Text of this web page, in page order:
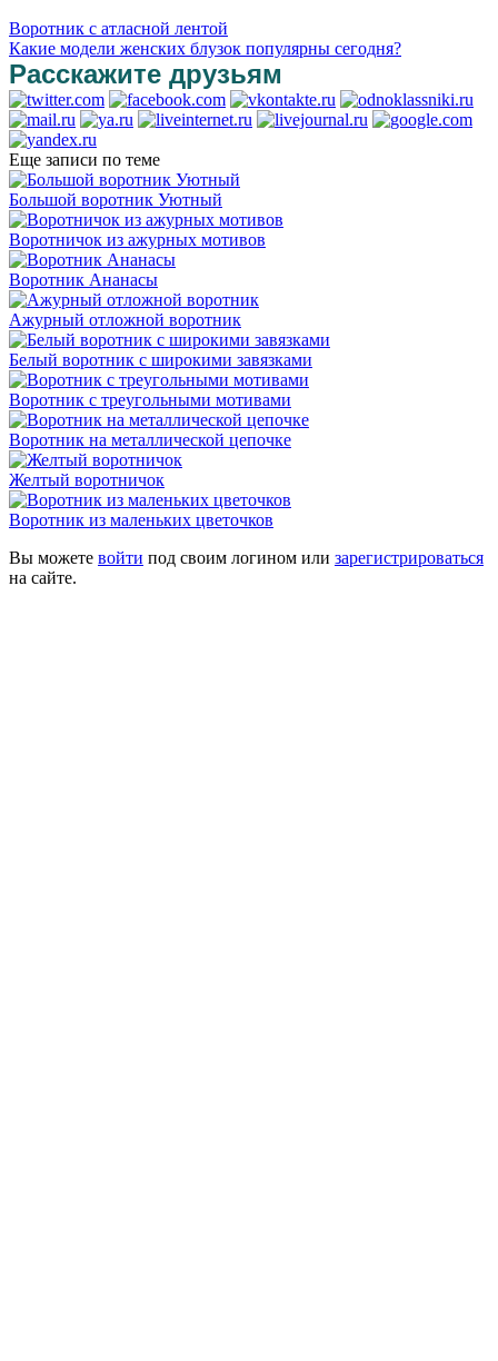
Воротник с атласной лентой
Какие модели женских блузок популярны сегодня?
Расскажите друзьям
Еще записи по теме
Большой воротник Уютный
Воротничок из ажурных мотивов
Воротник Ананасы
Ажурный отложной воротник
Белый воротник с широкими завязками
Воротник с треугольными мотивами
Воротник на металлической цепочке
Желтый воротничок
Воротник из маленьких цветочков
Вы можете войти под своим логином или зарегистрироваться
на сайте.